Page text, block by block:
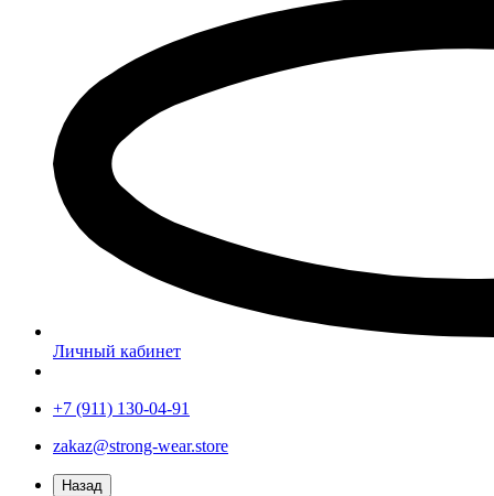
Личный кабинет
+7 (911) 130-04-91
zakaz@strong-wear.store
Назад